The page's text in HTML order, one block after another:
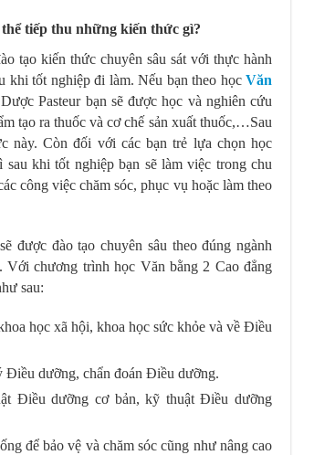
tiếp thu những kiến thức gì?
tạo kiến thức chuyên sâu sát với thực hành
khi tốt nghiệp đi làm. Nếu bạn theo học Văn
Pasteur bạn sẽ được học và nghiên cứu
tạo ra thuốc và cơ chế sản xuất thuốc,…Sau
này. Còn đối với các bạn trẻ lựa chọn học
khi tốt nghiệp bạn sẽ làm việc trong chu
công việc chăm sóc, phục vụ hoặc làm theo
được đào tạo chuyên sâu theo đúng ngành
Với chương trình học Văn bằng 2 Cao đẳng
sau:
học xã hội, khoa học sức khỏe và về Điều
Điều dưỡng, chẩn đoán Điều dưỡng.
Điều dưỡng cơ bản, kỹ thuật Điều dưỡng
để bảo vệ và chăm sóc cũng như nâng cao